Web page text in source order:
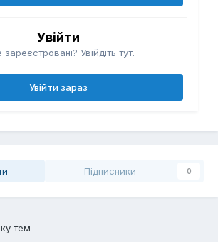
Увійти
Увійдіть тут.
Увійти зараз
Підписники 0
тем